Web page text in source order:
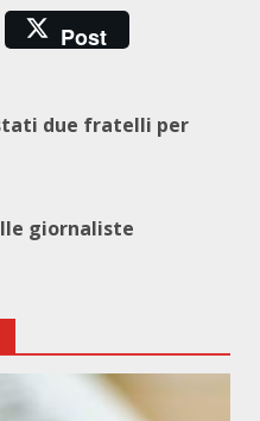
Post
due fratelli per
giornaliste